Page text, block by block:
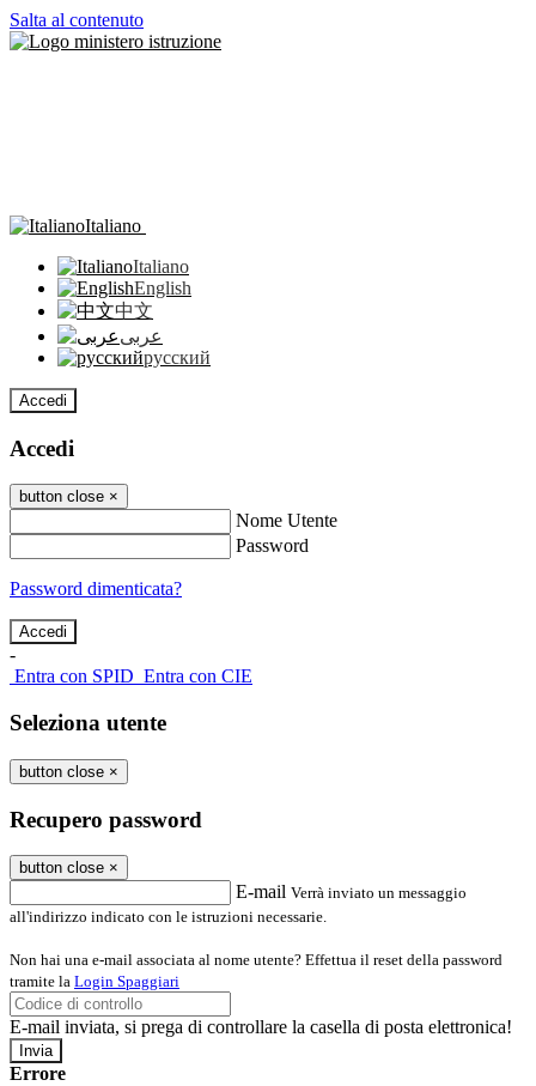
Salta al contenuto
Italiano
Italiano
English
中文
عربى
русский
Accedi
Accedi
button close ×
Nome Utente
Password
Password dimenticata?
-
Entra con SPID Entra con CIE
Seleziona utente
button close ×
Recupero password
button close ×
E-mail Verrà inviato un messaggio
all'indirizzo indicato con le istruzioni necessarie.
Non hai una e-mail associata al nome utente? Effettua il reset della password
tramite la Login Spaggiari
E-mail inviata, si prega di controllare la casella di posta elettronica!
Errore